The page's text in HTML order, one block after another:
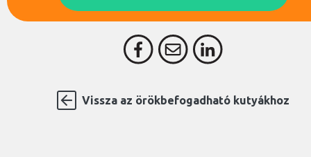
Vissza az örökbefogadható kutyákhoz